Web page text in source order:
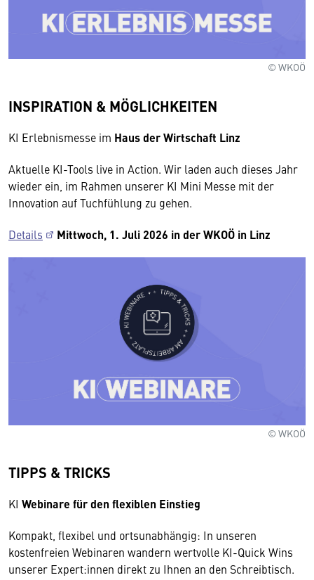
© WKOÖ
INSPIRATION & MÖGLICHKEITEN
KI Erlebnismesse im Haus der Wirtschaft Linz
Aktuelle KI-Tools live in Action. Wir laden auch dieses Jahr
wieder ein, im Rahmen unserer KI Mini Messe mit der
Innovation auf Tuchfühlung zu gehen.
Details Mittwoch, 1. Juli 2026 in der WKOÖ in Linz
© WKOÖ
TIPPS & TRICKS
KI Webinare für den flexiblen Einstieg
Kompakt, flexibel und ortsunabhängig: In unseren
kostenfreien Webinaren wandern wertvolle KI-Quick Wins
unserer Expert:innen direkt zu Ihnen an den Schreibtisch.